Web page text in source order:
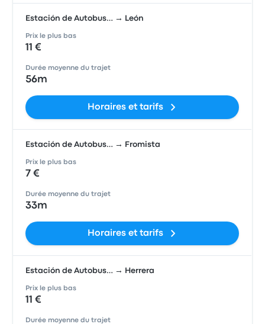
Estación de Autobus… → León
Prix le plus bas
11 €
Durée moyenne du trajet
56m
Horaires et tarifs
Estación de Autobus… → Fromista
Prix le plus bas
7 €
Durée moyenne du trajet
33m
Horaires et tarifs
Estación de Autobus… → Herrera
Prix le plus bas
11 €
Durée moyenne du trajet